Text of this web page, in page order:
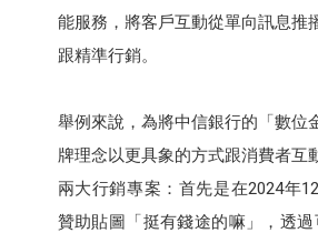
能服務，將客戶互動從單向訊息推
跟精準行銷。
舉例來說，為將中信銀行的「數位
牌理念以更具象的方式跟消費者互
兩大行銷專案：首先是在2024年
贊助貼圖「挺有錢途的嘛」，透